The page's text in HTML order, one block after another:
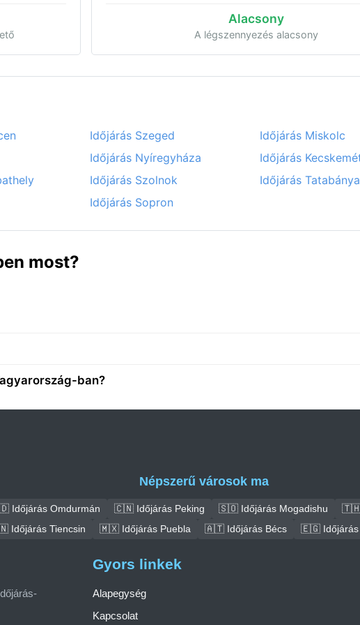
Alacsony
A légszennyezés alacsony
Időjárás Szeged
Időjárás Miskolc
Időjárás Nyíregyháza
Időjárás
Időjárás Szolnok
Időjárás Tatabánya
Időjárás Sopron
most?
ban?
Népszerű városok ma
Időjárás Omdurmán 🇨🇳 Időjárás Peking 🇸🇴 Időjárás Mogadishu
🇹🇭
Időjárás Tiencsin 🇲🇽 Időjárás Puebla 🇦🇹 Időjárás Bécs 🇪🇬 Időjárás
Gyors linkek
Alapegység
Kapcsolat